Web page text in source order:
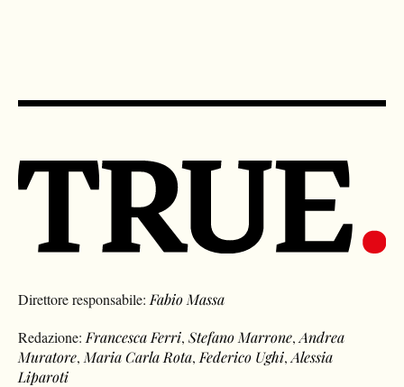
Direttore responsabile: Fabio Massa
Redazione: Francesca Ferri,Stefano Marrone,Andrea
Muratore, Maria Carla Rota, Federico Ughi,Alessia
Liparoti